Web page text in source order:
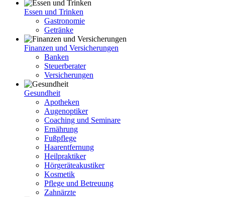
Essen und Trinken
Gastronomie
Getränke
Finanzen und Versicherungen
Banken
Steuerberater
Versicherungen
Gesundheit
Apotheken
Augenoptiker
Coaching und Seminare
Ernährung
Fußpflege
Haarentfernung
Heilpraktiker
Hörgeräteakustiker
Kosmetik
Pflege und Betreuung
Zahnärzte